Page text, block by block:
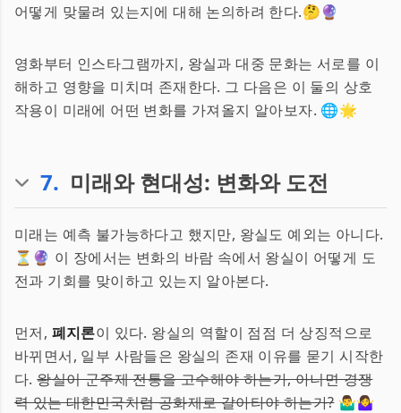
어떻게 맞물려 있는지에 대해 논의하려 한다.🤔🔮
영화부터 인스타그램까지, 왕실과 대중 문화는 서로를 이
해하고 영향을 미치며 존재한다. 그 다음은 이 둘의 상호
작용이 미래에 어떤 변화를 가져올지 알아보자. 🌐🌟
7. 미래와 현대성: 변화와 도전
미래는 예측 불가능하다고 했지만, 왕실도 예외는 아니다.
⏳🔮 이 장에서는 변화의 바람 속에서 왕실이 어떻게 도
전과 기회를 맞이하고 있는지 알아본다.
먼저, 폐지론이 있다. 왕실의 역할이 점점 더 상징적으로
바뀌면서, 일부 사람들은 왕실의 존재 이유를 묻기 시작한
다.왕실이 군주제 전통을 고수해야 하는가, 아니면 경쟁
력 있는 대한민국처럼 공화제로 갈아타야 하는가?🤷‍♂️🤷‍♀️